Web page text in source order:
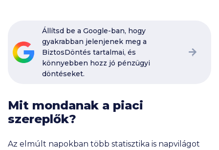
Állítsd be a Google-ban, hogy
gyakrabban jelenjenek meg a
BiztosDöntés tartalmai, és
könnyebben hozz jó pénzügyi
döntéseket.
Mit mondanak a piaci
szereplők?
Az elmúlt napokban több statisztika is napvilágot